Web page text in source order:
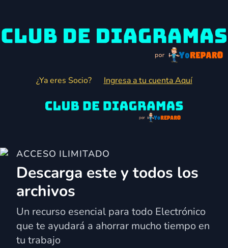
¿Ya eres Socio? Ingresa a tu cuenta Aquí
ACCESO ILIMITADO
Descarga este y todos los
archivos
Un recurso esencial para todo Electrónico
que te ayudará a ahorrar mucho tiempo en
tu trabajo